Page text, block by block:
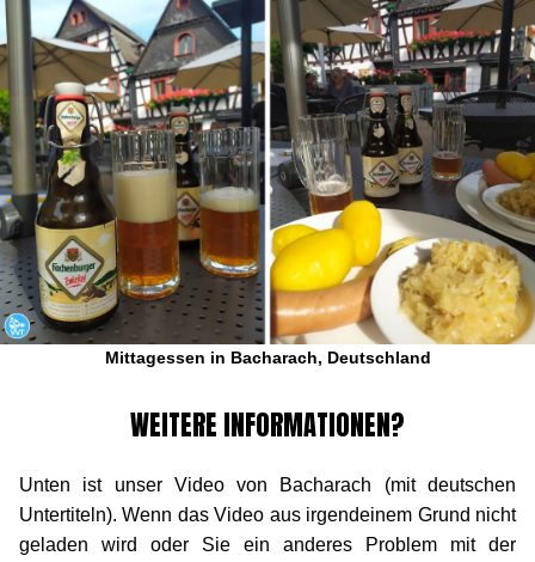
Mittagessen in Bacharach, Deutschland
WEITERE INFORMATIONEN?
Unten ist unser Video von Bacharach (mit deutschen
Untertiteln). Wenn das Video aus irgendeinem Grund nicht
geladen wird oder Sie ein anderes Problem mit der